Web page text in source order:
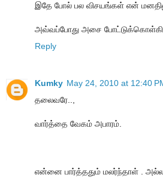
இதே போல் பல விசயங்கள் என்
அவ்வப்போது அசை
Reply
Kumky May 24, 2010 at 12:40
தலைவரே..,
வார்த்தை வேகம் அபாரம்.
என்னை பார்த்ததும் மலர்ந்தாள் .